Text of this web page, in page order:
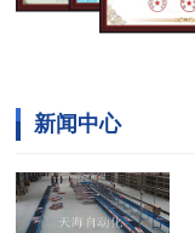
新闻中心